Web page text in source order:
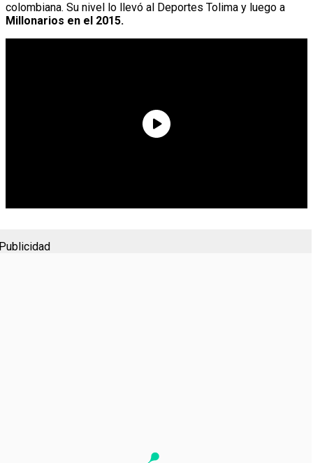
colombiana. Su nivel lo llevó al Deportes Tolima y luego a
Millonarios en el 2015.